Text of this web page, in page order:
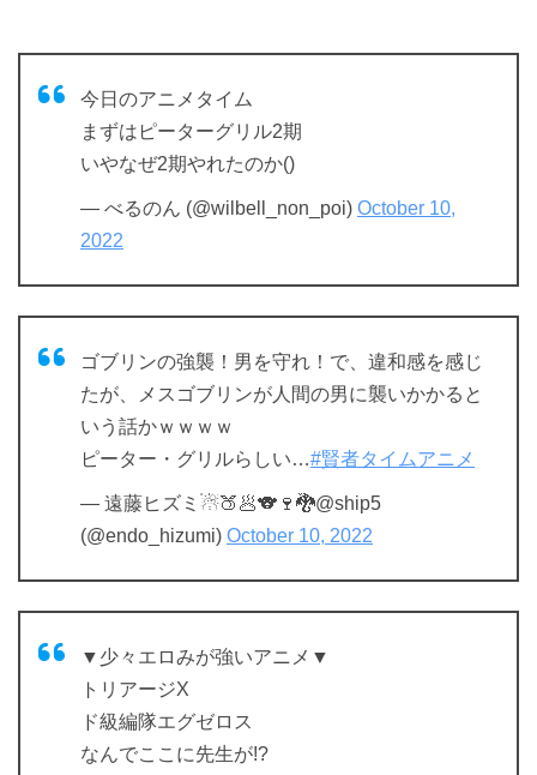
今日のアニメタイム
まずはピーターグリル2期
いやなぜ2期やれたのか()
— べるのん (@wilbell_non_poi) October 10,
2022
ゴブリンの強襲！男を守れ！で、違和感を感じ
たが、メスゴブリンが人間の男に襲いかかると
いう話かｗｗｗｗ
ピーター・グリルらしい…#賢者タイムアニメ
— 遠藤ヒズミ☃🍑🥟🐨🍷🐉@ship5
(@endo_hizumi) October 10, 2022
▼少々エロみが強いアニメ▼
トリアージX
ド級編隊エグゼロス
なんでここに先生が!?